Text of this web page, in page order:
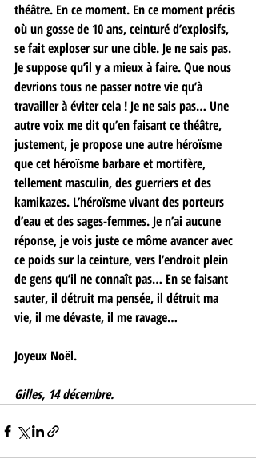
théâtre. En ce moment. En ce moment précis
où un gosse de 10 ans, ceinturé d’explosifs,
se fait exploser sur une cible. Je ne sais pas.
Je suppose qu’il y a mieux à faire. Que nous
devrions tous ne passer notre vie qu’à
travailler à éviter cela ! Je ne sais pas… Une
autre voix me dit qu’en faisant ce théâtre,
justement, je propose une autre héroïsme
que cet héroïsme barbare et mortifère,
tellement masculin, des guerriers et des
kamikazes. L’héroïsme vivant des porteurs
d’eau et des sages-femmes. Je n’ai aucune
réponse, je vois juste ce môme avancer avec
ce poids sur la ceinture, vers l’endroit plein
de gens qu’il ne connaît pas… En se faisant
sauter, il détruit ma pensée, il détruit ma
vie, il me dévaste, il me ravage…
Joyeux Noël.
Gilles, 14 décembre.